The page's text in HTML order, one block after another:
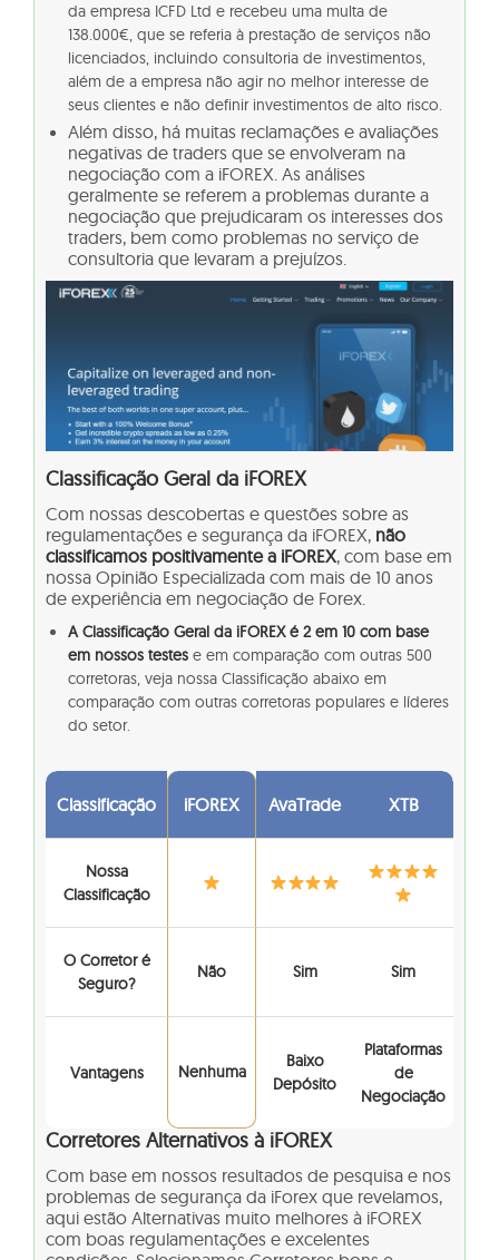
da empresa ICFD Ltd e recebeu uma multa de
138.000€, que se referia à prestação de serviços não
licenciados, incluindo consultoria de investimentos,
além de a empresa não agir no melhor interesse de
seus clientes e não definir investimentos de alto risco.
Além disso, há muitas reclamações e avaliações
negativas de traders que se envolveram na
negociação com a iFOREX. As análises
geralmente se referem a problemas durante a
negociação que prejudicaram os interesses dos
traders, bem como problemas no serviço de
consultoria que levaram a prejuízos.
Classificação Geral da iFOREX
Com nossas descobertas e questões sobre as
regulamentações e segurança da iFOREX, não
classificamos positivamente a iFOREX, com base em
nossa Opinião Especializada com mais de 10 anos
de experiência em negociação de Forex.
A Classificação Geral da iFOREX é 2 em 10 com base
em nossos testes e em comparação com outras 500
corretoras, veja nossa Classificação abaixo em
comparação com outras corretoras populares e líderes
do setor.
Classificação iFOREX AvaTrade XTB
Nossa
Classificação
O Corretor é
Seguro?
Não Sim Sim
Vantagens Nenhuma
Baixo
Depósito
Plataformas
de
Negociação
Corretores Alternativos à iFOREX
Com base em nossos resultados de pesquisa e nos
problemas de segurança da iForex que revelamos,
aqui estão Alternativas muito melhores à iFOREX
com boas regulamentações e excelentes